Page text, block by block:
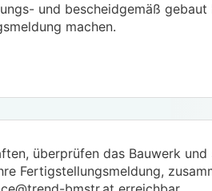
und bescheidgemäß gebaut
machen.
überprüfen das Bauwerk
Fertigstellungsmeldung,